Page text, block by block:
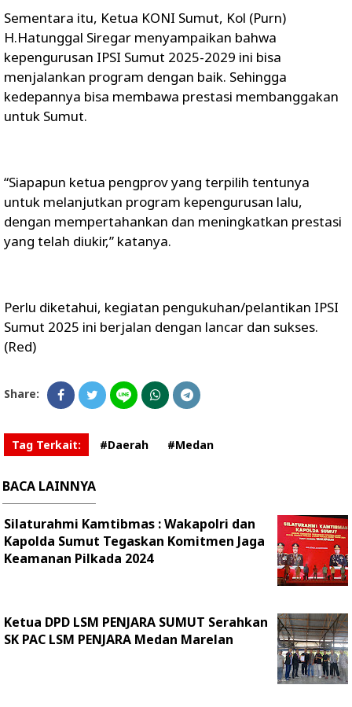
Sementara itu, Ketua KONI Sumut, Kol (Purn)
H.Hatunggal Siregar menyampaikan bahwa
kepengurusan IPSI Sumut 2025-2029 ini bisa
menjalankan program dengan baik. Sehingga
kedepannya bisa membawa prestasi membanggakan
untuk Sumut.
“Siapapun ketua pengprov yang terpilih tentunya
untuk melanjutkan program kepengurusan lalu,
dengan mempertahankan dan meningkatkan prestasi
yang telah diukir,” katanya.
Perlu diketahui, kegiatan pengukuhan/pelantikan IPSI
Sumut 2025 ini berjalan dengan lancar dan sukses.
(Red)
Share:
Tag Terkait: #Daerah #Medan
BACA LAINNYA
Silaturahmi Kamtibmas : Wakapolri dan
Kapolda Sumut Tegaskan Komitmen Jaga
Keamanan Pilkada 2024
Ketua DPD LSM PENJARA SUMUT Serahkan
SK PAC LSM PENJARA Medan Marelan